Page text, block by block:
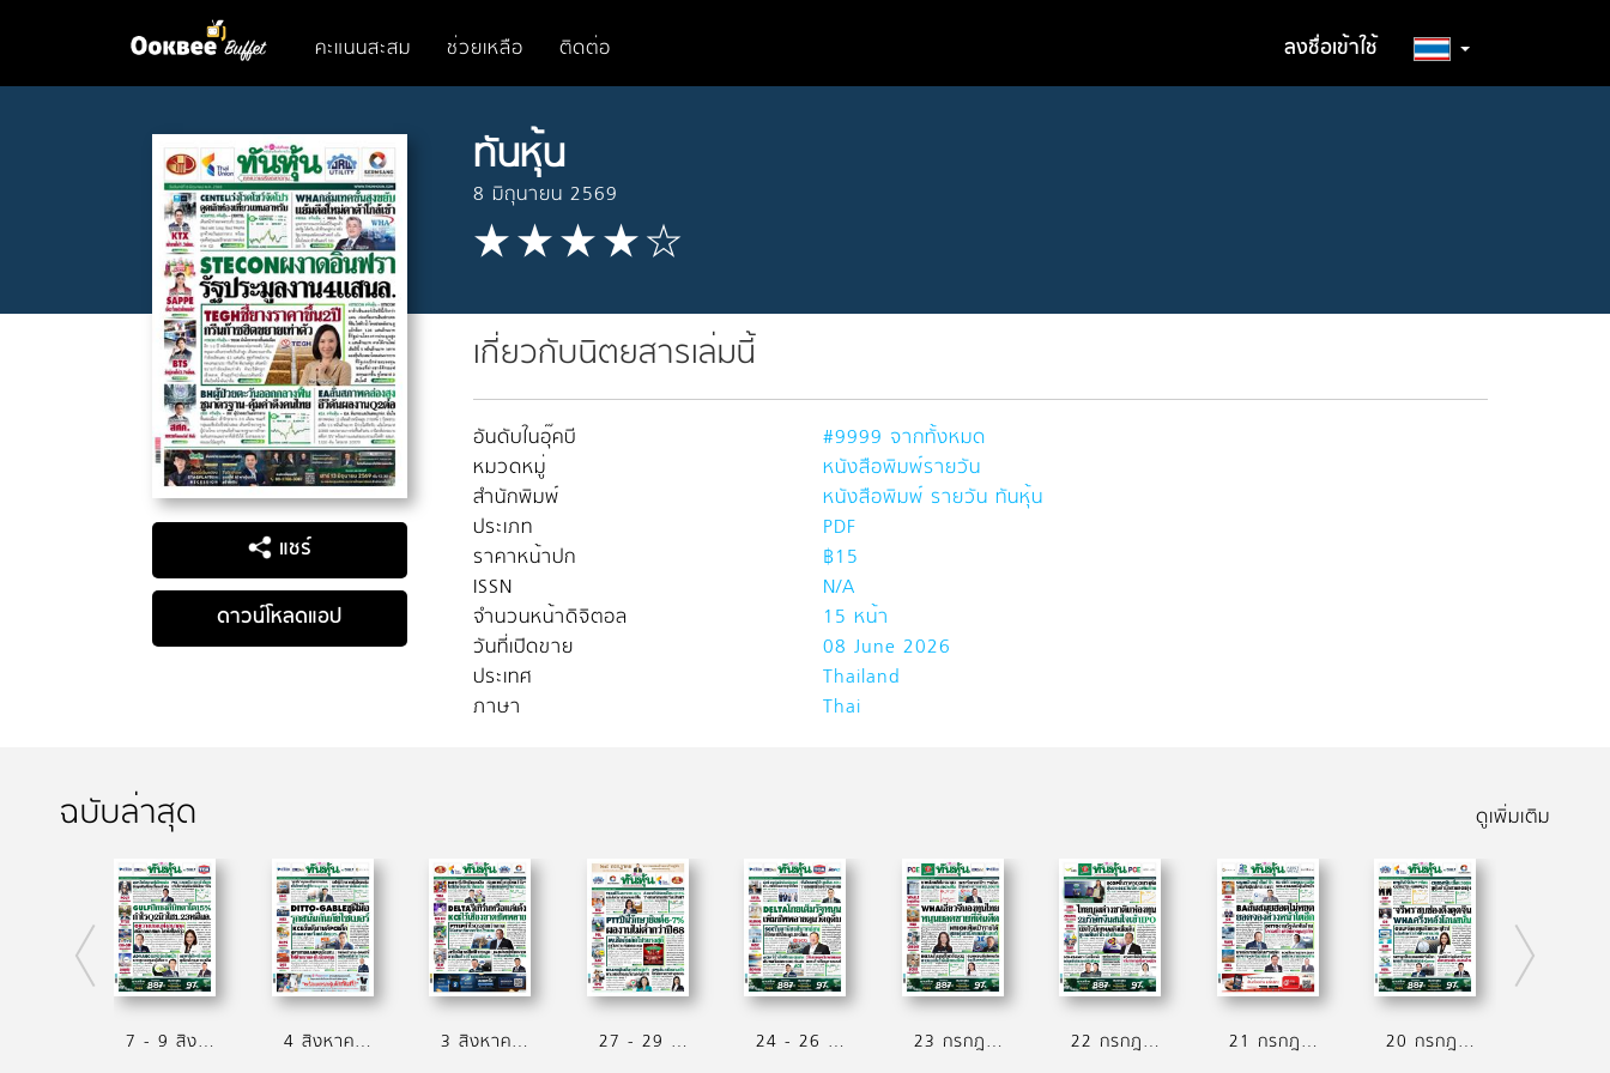
คะแนนสะสม ช่วยเหลือ ติดต่อ ลงชื่อเข้าใช้
แชร์
ดาวน์โหลดแอป
ทันหุ้น
8 มิถุนายน 2569
เกี่ยวกับนิตยสารเล่มนี้
อันดับในอุ๊คบี
#9999 จากทั้งหมด
หมวดหมู่
หนังสือพิมพ์รายวัน
สำนักพิมพ์
หนังสือพิมพ์ รายวัน ทันหุ้น
ประเภท
PDF
ราคาหน้าปก
฿15
ISSN
N/A
จำนวนหน้าดิจิตอล
15 หน้า
วันที่เปิดขาย
08 June 2026
ประเทศ
Thailand
ภาษา
Thai
ฉบับล่าสุด ดูเพิ่มเติม
7 - 9 สิงหาคม 2569 4 สิงหาคม 2569 3 สิงหาคม 2569 27 - 29 กรกฎาคม 2569 24 - 26 กรกฎาคม 2569 23 กรกฎาคม 2569 22 กรกฎาคม 2569 21 กรกฎาคม 2569 20 กรกฎาคม 2569